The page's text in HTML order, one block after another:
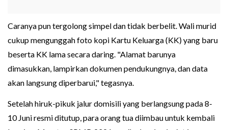
Caranya pun tergolong simpel dan tidak berbelit. Wali murid
cukup mengunggah foto kopi Kartu Keluarga (KK) yang baru
beserta KK lama secara daring. "Alamat barunya
dimasukkan, lampirkan dokumen pendukungnya, dan data
akan langsung diperbarui," tegasnya.
Setelah hiruk-pikuk jalur domisili yang berlangsung pada 8-
10 Juni resmi ditutup, para orang tua diimbau untuk kembali